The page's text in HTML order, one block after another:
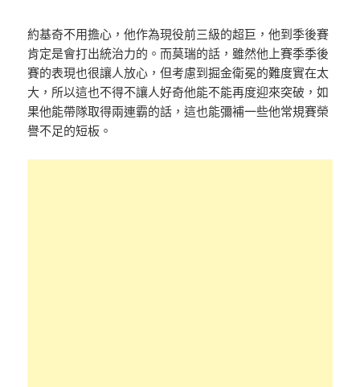
約基奇不用擔心，他作為現役前三級的超巨，他到季後賽
肯定是會打出統治力的。而莫瑞的話，雖然他上賽季季後
賽的表現也很讓人放心，但考慮到掘金衛冕的難度實在太
大，所以這也不得不讓人好奇他能不能再度迎來突破，如
果他能帶隊取得兩連霸的話，這也能彌補一些他常規賽榮
譽不足的短板。